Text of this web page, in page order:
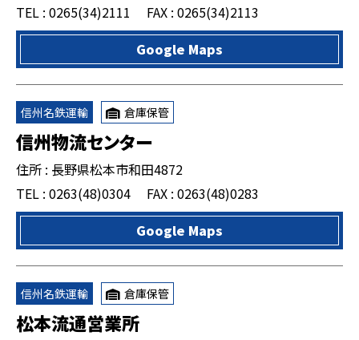
TEL : 0265(34)2111
FAX : 0265(34)2113
Google Maps
信州名鉄運輸 倉庫保管
信州物流センター
住所 : 長野県松本市和田4872
TEL : 0263(48)0304
FAX : 0263(48)0283
Google Maps
信州名鉄運輸 倉庫保管
松本流通営業所